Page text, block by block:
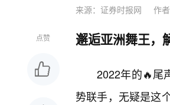
来源：证券时报网 作
点赞 邂逅亚洲舞王，
2022年的🔥尾
势联手，无疑是这